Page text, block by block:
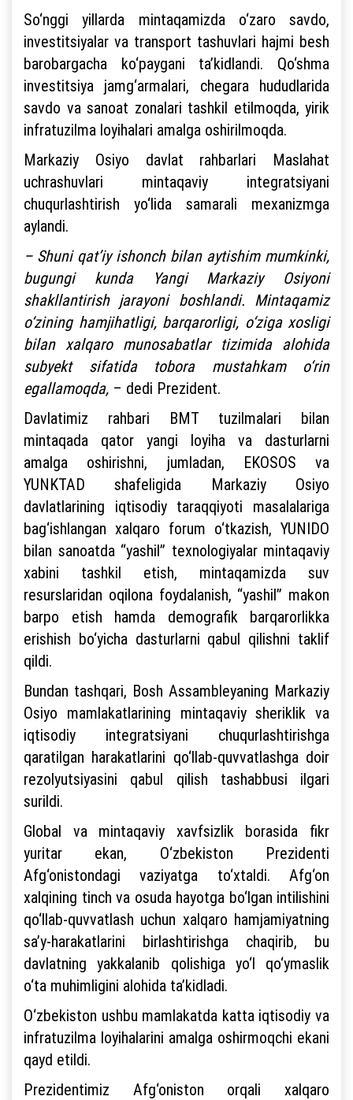
So‘nggi yillarda mintaqamizda o‘zaro savdo,
investitsiyalar va transport tashuvlari hajmi besh
barobargacha ko‘paygani ta’kidlandi. Qo‘shma
investitsiya jamg‘armalari, chegara hududlarida
savdo va sanoat zonalari tashkil etilmoqda, yirik
infratuzilma loyihalari amalga oshirilmoqda.
Markaziy Osiyo davlat rahbarlari Maslahat
uchrashuvlari mintaqaviy integratsiyani
chuqurlashtirish yo‘lida samarali mexanizmga
aylandi.
– Shuni qat’iy ishonch bilan aytishim mumkinki,
bugungi kunda Yangi Markaziy Osiyoni
shakllantirish jarayoni boshlandi. Mintaqamiz
o‘zining hamjihatligi, barqarorligi, o‘ziga xosligi
bilan xalqaro munosabatlar tizimida alohida
subyekt sifatida tobora mustahkam o‘rin
egallamoqda, – dedi Prezident.
Davlatimiz rahbari BMT tuzilmalari bilan
mintaqada qator yangi loyiha va dasturlarni
amalga oshirishni, jumladan, EKOSOS va
YUNKTAD shafeligida Markaziy Osiyo
davlatlarining iqtisodiy taraqqiyoti masalalariga
bag‘ishlangan xalqaro forum o‘tkazish, YUNIDO
bilan sanoatda “yashil” texnologiyalar mintaqaviy
xabini tashkil etish, mintaqamizda suv
resurslaridan oqilona foydalanish, “yashil” makon
barpo etish hamda demografik barqarorlikka
erishish bo‘yicha dasturlarni qabul qilishni taklif
qildi.
Bundan tashqari, Bosh Assambleyaning Markaziy
Osiyo mamlakatlarining mintaqaviy sheriklik va
iqtisodiy integratsiyani chuqurlashtirishga
qaratilgan harakatlarini qo‘llab-quvvatlashga doir
rezolyutsiyasini qabul qilish tashabbusi ilgari
surildi.
Global va mintaqaviy xavfsizlik borasida fikr
yuritar ekan, O‘zbekiston Prezidenti
Afg‘onistondagi vaziyatga to‘xtaldi. Afg‘on
xalqining tinch va osuda hayotga bo‘lgan intilishini
qo‘llab-quvvatlash uchun xalqaro hamjamiyatning
sa’y-harakatlarini birlashtirishga chaqirib, bu
davlatning yakkalanib qolishiga yo‘l qo‘ymaslik
o‘ta muhimligini alohida ta’kidladi.
O‘zbekiston ushbu mamlakatda katta iqtisodiy va
infratuzilma loyihalarini amalga oshirmoqchi ekani
qayd etildi.
Prezidentimiz Afg‘oniston orqali xalqaro